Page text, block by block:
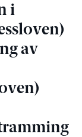
i
av